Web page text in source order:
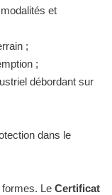
et
;
;
débordant sur
dans le
Le Certificat